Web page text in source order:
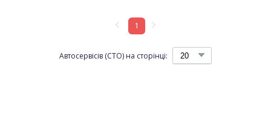
Автосервісів (СТО) на сторінці:
1